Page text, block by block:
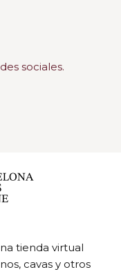
sociales.
tienda virtual
cavas y otros